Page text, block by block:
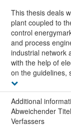
This thesis deals
plant coupled to
control
and process
industrial network
with the help of
on the guidelines,
Additional
Abweichender
Verfassers